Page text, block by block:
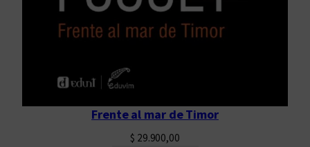
Frente al mar de Timor
$ 29.900,00